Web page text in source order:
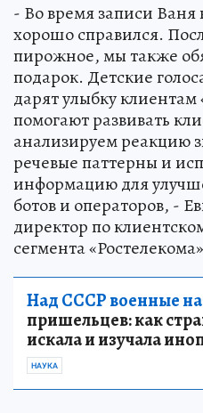
- Во время записи Ваня
хорошо справился.
пирожное, мы также
подарок. Детские
дарят улыбку клиентам
помогают развивать
анализируем реакцию
речевые паттерны и
информацию для
ботов и операторов, -
директор по
сегмента
Над СССР военные
пришельцев: как
искала и изучала
НАУКА